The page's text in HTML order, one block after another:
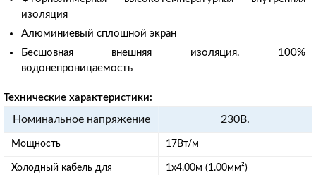
изоляция
Алюминиевый сплошной экран
Бесшовная внешняя изоляция. 100%
водонепроницаемость
Технические характеристики:
Номинальное напряжение 230В.
Мощность 17Вт/м
Холодный кабель для
1х4.00м (1.00мм²)